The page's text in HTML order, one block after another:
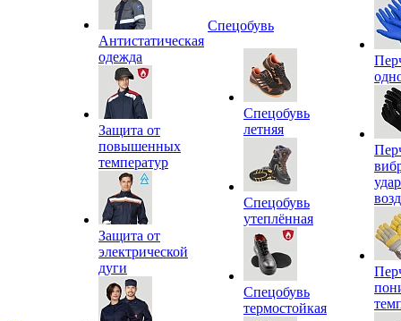
Антистатическая
одежда
Защита от
повышенных
температур
Защита от
электрической
дуги
Спецобувь
Спецобувь
летняя
Спецобувь
утеплённая
Спецобувь
термостойкая